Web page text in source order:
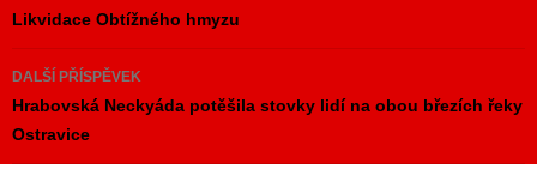
pro
příspěvky
Likvidace Obtížného hmyzu
DALŠÍ PŘÍSPĚVEK
Hrabovská Neckyáda potěšila stovky lidí na obou březích řeky
Ostravice